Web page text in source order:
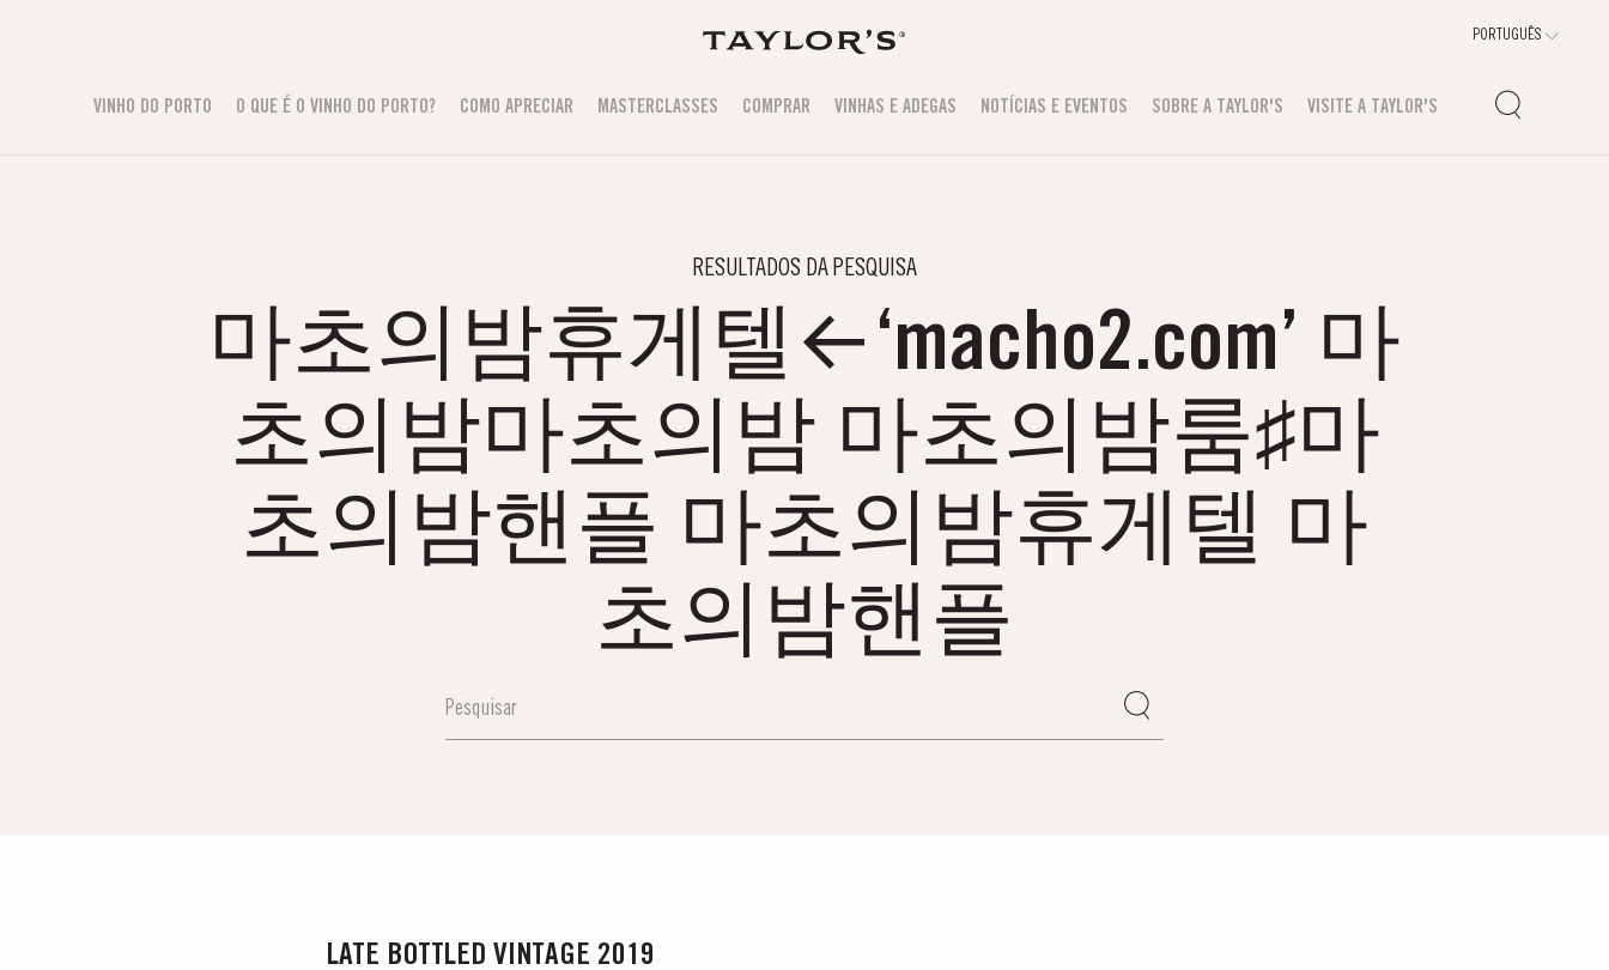
VINHO DO PORTO O QUE É O VINHO DO PORTO? COMO APRECIAR MASTERCLASSES COMPRAR VINHAS E ADEGAS NOTÍCIAS E EVENTOS SOBRE A TAYLOR'S VISITE A TAYLOR'S
RESULTADOS DA PESQUISA
마초의밤휴게텔←‘macho2.com’ 마
초의밤마초의밤 마초의밤룸♯마
초의밤핸플 마초의밤휴게텔 마
초의밤핸플
LATE BOTTLED VINTAGE 2019